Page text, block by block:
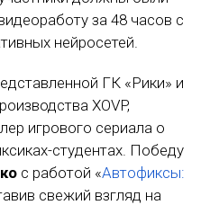
за 48 часов с
нейросетей.
ГК «Рики» и
XOVP,
игрового сериала о
студентах. Победу
с работой «Автофиксы:
свежий взгляд на